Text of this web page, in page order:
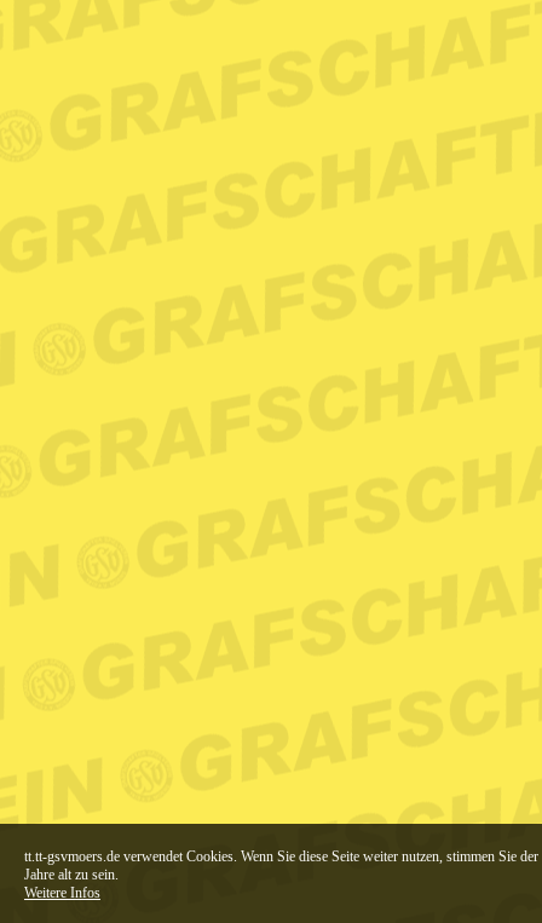
tt.tt-gsvmoers.de verwendet Cookies. Wenn Sie diese Seite weiter nutzen, stimmen Sie
Jahre alt zu sein.
Weitere Infos